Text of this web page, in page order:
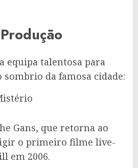
equipa talentosa para
da famosa cidade:
Gans, que retorna ao
o primeiro filme live-
em 2006.